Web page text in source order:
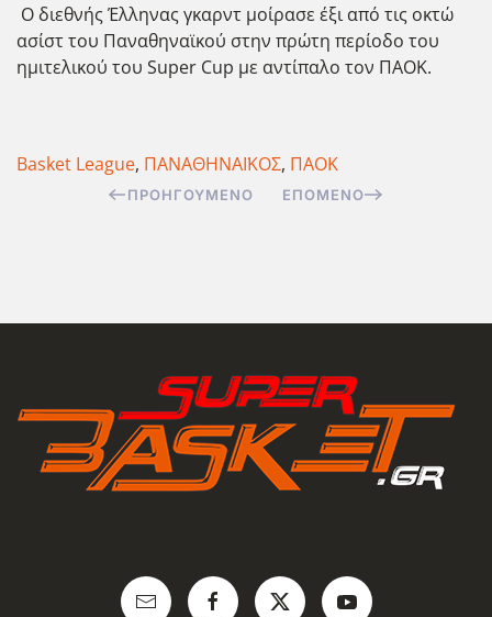
Ο διεθνής Έλληνας γκαρντ μοίρασε έξι από τις οκτώ
ασίστ του Παναθηναϊκού στην πρώτη περίοδο του
ημιτελικού του Super Cup με αντίπαλο τον ΠΑΟΚ.
Basket League, ΠΑΝΑΘΗΝΑΪΚΟΣ, ΠΑΟΚ
ΠΡΟΗΓΟΎΜΕΝΟ ΕΠΌΜΕΝΟ